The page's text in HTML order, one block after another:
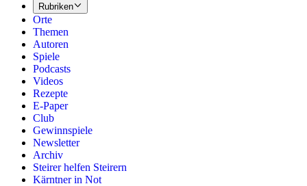
Rubriken
Orte
Themen
Autoren
Spiele
Podcasts
Videos
Rezepte
E-Paper
Club
Gewinnspiele
Newsletter
Archiv
Steirer helfen Steirern
Kärntner in Not